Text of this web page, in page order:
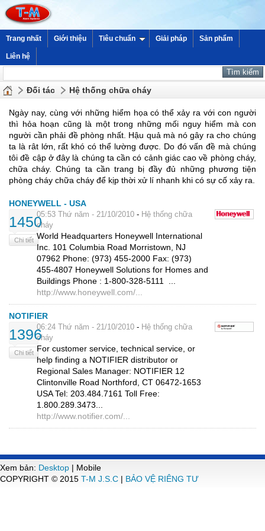
Trang nhất Giới thiệu Tiêu chuẩn Giải pháp Sản phẩm
Liên hệ
Đối tác Hệ thống chữa cháy
Ngày nay, cùng với những hiểm họa có thể xảy ra với con người
thì hỏa hoạn cũng là một trong những mối nguy hiểm mà con
người cần phải đề phòng nhất. Hậu quả mà nó gây ra cho chúng
ta là rât lớn, rất khó có thể lường được. Do đó vấn đề mà chúng
tôi đề cập ở đây là chúng ta cần có cảnh giác cao về phòng cháy,
chữa cháy. Chúng ta cần trang bị đầy đủ những phương tiện
phòng cháy chữa cháy để kịp thời xử lí nhanh khi có sự cố xảy ra.
HONEYWELL - USA
1450
Chi tiết
05:53 Thứ năm - 21/10/2010- Hệ thống chữa
cháy
World Headquarters Honeywell International
Inc. 101 Columbia Road Morristown, NJ
07962 Phone: (973) 455-2000 Fax: (973)
455-4807 Honeywell Solutions for Homes and
Buildings Phone : 1-800-328-5111 ...
http://www.honeywell.com/...
NOTIFIER
1396
Chi tiết
06:24 Thứ năm - 21/10/2010- Hệ thống chữa
cháy
For customer service, technical service, or
help finding a NOTIFIER distributor or
Regional Sales Manager: NOTIFIER 12
Clintonville Road Northford, CT 06472-1653
USA Tel: 203.484.7161 Toll Free:
1.800.289.3473...
http://www.notifier.com/...
Xem bản: Desktop | Mobile
COPYRIGHT © 2015 T-M J.S.C | BẢO VỆ RIÊNG TƯ